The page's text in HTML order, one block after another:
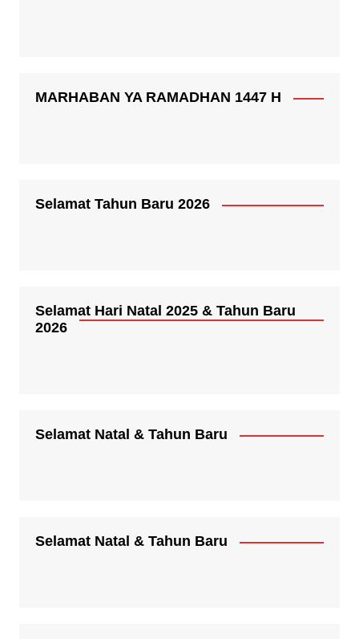
MARHABAN YA RAMADHAN 1447 H
Selamat Tahun Baru 2026
Selamat Hari Natal 2025 & Tahun Baru
2026
Selamat Natal & Tahun Baru
Selamat Natal & Tahun Baru